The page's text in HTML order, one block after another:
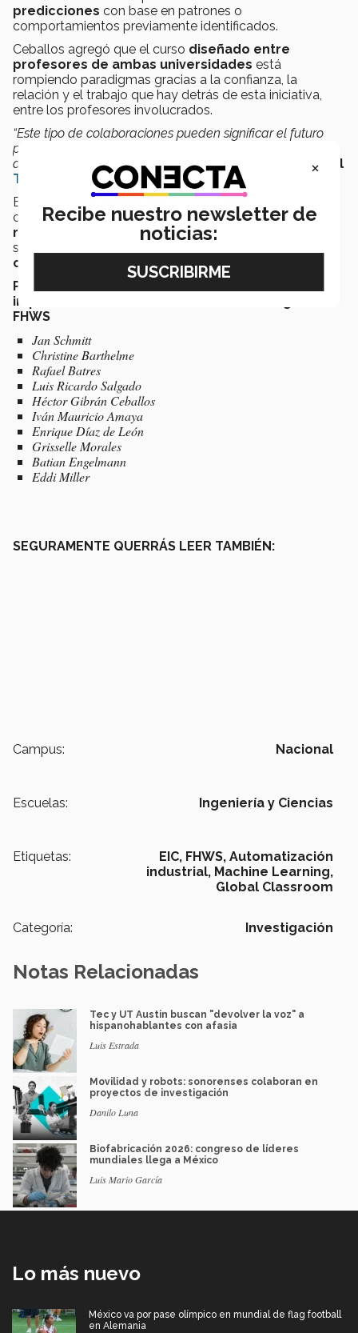
predicciones con base en patrones o
comportamientos previamente identificados.
Ceballos agregó que el curso diseñado entre
profesores de ambas universidades está
rompiendo paradigmas gracias a la confianza, la
relación y el trabajo que hay detrás de esta iniciativa,
entre los profesores involucrados.
“Este tipo de colaboraciones pueden significar el futuro
para la internacionalización del Tec. Es una iniciativa que
debemos seguir trabajando”,apuntóel catedrático del
Tecnológico de Monterrey
En este contexto, los profesores prevén que dicha
colaboraciónpudiera ser una experiencia
recurrente y replicada en otros cursos
suerte que funja como un
científico
colaborativo entre universidades.
Profesores involucrados en el diseño e
impartición del curso de machine learning Tec-
FHWS
Jan Schmitt
Christine Barthelme
Rafael Batres
Luis Ricardo Salgado
Héctor Gibrán Ceballos
Iván Mauricio Amaya
Enrique Díaz de León
Grisselle Morales
Batian Engelmann
Eddi Miller
SEGURAMENTE QUERRÁS LEER TAMBIÉN:
Campus: Nacional
Escuelas: Ingeniería y Ciencias
Etiquetas: EIC, FHWS, Automatización
industrial, Machine Learning,
Global Classroom
Categoría: Investigación
Notas Relacionadas
Tec y UT Austin buscan "devolver la voz" a
hispanohablantes con afasia
Luis Estrada
Movilidad y robots: sonorenses colaboran en
proyectos de investigación
Danilo Luna
Biofabricación 2026: congreso de líderes
mundiales llega a México
Luis Mario García
Lo más nuevo
México va por pase olímpico en mundial de flag football
en Alemania
×
Recibe nuestro newsletter de
noticias: